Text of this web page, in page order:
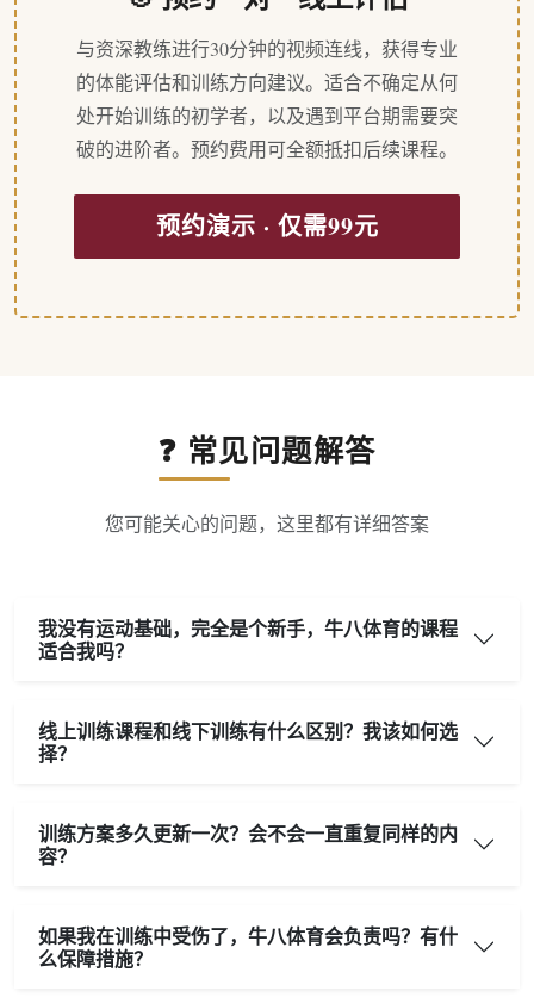
与资深教练进行30分钟的视频连线，获得专业
的体能评估和训练方向建议。适合不确定从何
处开始训练的初学者，以及遇到平台期需要突
破的进阶者。预约费用可全额抵扣后续课程。
预约演示 · 仅需99元
❓ 常见问题解答
您可能关心的问题，这里都有详细答案
我没有运动基础，完全是个新手，牛八体育的课程
适合我吗？
线上训练课程和线下训练有什么区别？我该如何选
择？
训练方案多久更新一次？会不会一直重复同样的内
容？
如果我在训练中受伤了，牛八体育会负责吗？有什
么保障措施？